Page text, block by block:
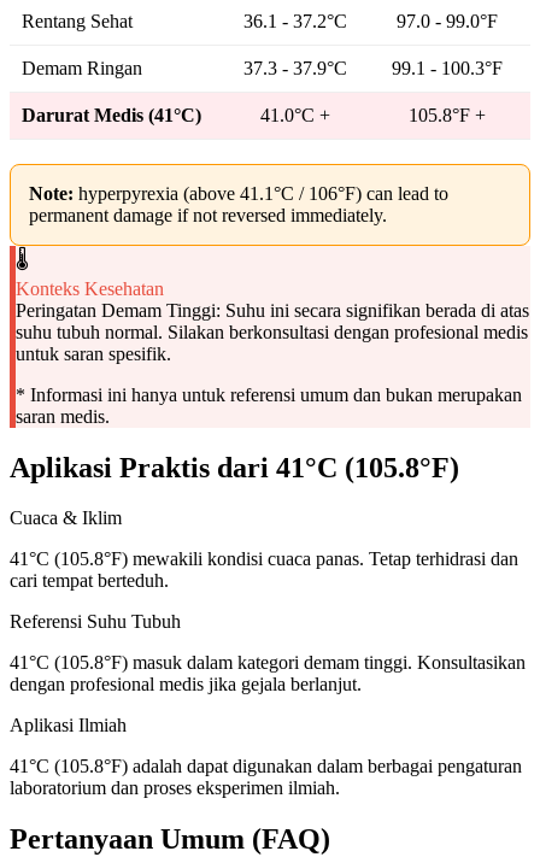
Rentang Sehat 36.1 - 37.2°C 97.0 - 99.0°F
Demam Ringan 37.3 - 37.9°C 99.1 - 100.3°F
Darurat Medis (41°C) 41.0°C + 105.8°F +
Note: hyperpyrexia (above 41.1°C / 106°F) can lead to
permanent damage if not reversed immediately.
🌡️
Konteks Kesehatan
Peringatan Demam Tinggi: Suhu ini secara signifikan berada di atas
suhu tubuh normal. Silakan berkonsultasi dengan profesional medis
untuk saran spesifik.
* Informasi ini hanya untuk referensi umum dan bukan merupakan
saran medis.
Aplikasi Praktis dari 41°C (105.8°F)
Cuaca & Iklim
41°C (105.8°F) mewakili kondisi cuaca panas. Tetap terhidrasi dan
cari tempat berteduh.
Referensi Suhu Tubuh
41°C (105.8°F) masuk dalam kategori demam tinggi. Konsultasikan
dengan profesional medis jika gejala berlanjut.
Aplikasi Ilmiah
41°C (105.8°F) adalah dapat digunakan dalam berbagai pengaturan
laboratorium dan proses eksperimen ilmiah.
Pertanyaan Umum (FAQ)